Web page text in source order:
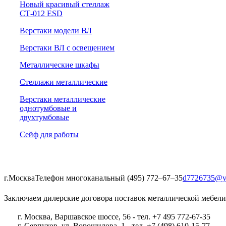
Новый красивый стеллаж
СТ-012 ESD
Верстаки модели ВЛ
Верстаки ВЛ с освещением
Металлические шкафы
Стеллажи металлические
Верстаки металлические
однотумбовые и
двухтумбовые
Сейф для работы
г.МоскваТелефон многоканальный (495) 772‒67‒35
Заключаем дилерские договора поставок металлической мебели
г. Москва, Варшавское шоссе, 56 - тел. +7 495 772-67-35